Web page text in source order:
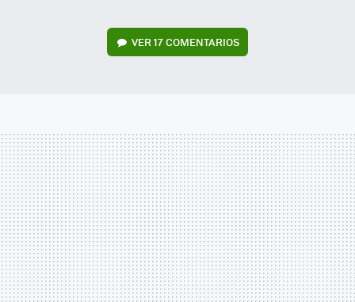
VER 17 COMENTARIOS